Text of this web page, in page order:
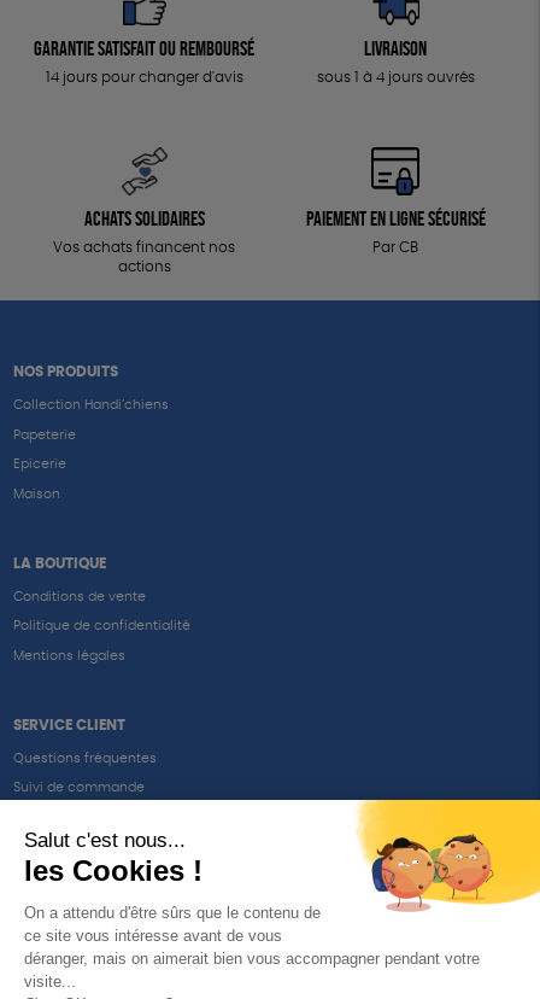
Garantie satisfait ou remboursé
14 jours pour changer d'avis
Livraison
sous 1 à 4 jours ouvrés
Achats solidaires
Vos achats financent nos
actions
Paiement en ligne sécurisé
Par CB
NOS PRODUITS
Collection Handi’chiens
Papeterie
Epicerie
Maison
LA BOUTIQUE
Conditions de vente
Politique de confidentialité
Mentions légales
SERVICE CLIENT
Questions fréquentes
Suivi de commande
Renvoyer des articles
SUIVEZ-NOUS